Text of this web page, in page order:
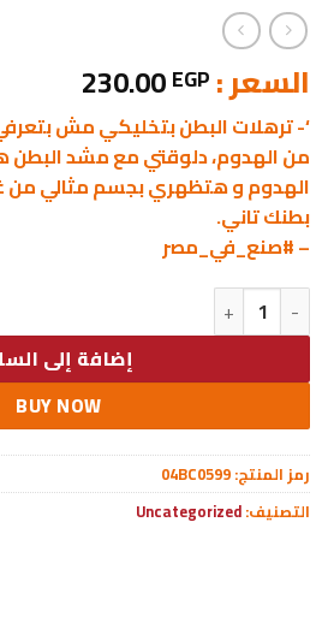
السعر : 230.00EGP
‘- ترهلات البطن بتخليكي مش
من الهدوم، دلوقتي مع مشد
الهدوم و هتظهري بجسم مثالي
بطنك تاني.
– #صنع_في_مصر
كمية مشد بطن XX Large
إضافة إلى
BUY NOW
رمز المنتج:04BC0599
التصنيف:Uncategorized